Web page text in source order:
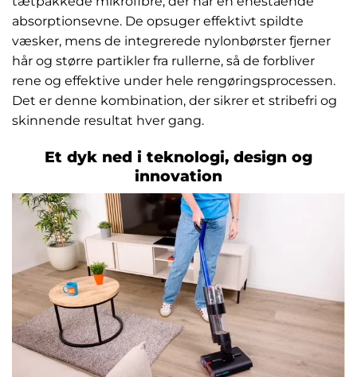
absorptionsevne. De opsuger effektivt spildte
væsker, mens de integrerede nylonbørster fjerner
hår og større partikler fra rullerne, så de forbliver
rene og effektive under hele rengøringsprocessen.
Det er denne kombination, der sikrer et stribefri og
skinnende resultat hver gang.
Et dyk ned i teknologi, design og
innovation